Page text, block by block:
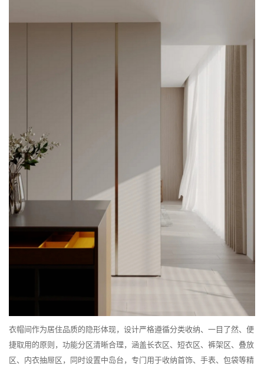
衣帽间作为居住品质的隐形体现，设计严格遵循分类收纳、一目了然、便
捷取用的原则，功能分区清晰合理，涵盖长衣区、短衣区、裤架区、叠放
区、内衣抽屉区，同时设置中岛台，专门用于收纳首饰、手表、包袋等精